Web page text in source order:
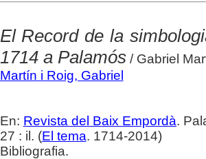
El Record de la
1714 a Palamós/ Gabriel
Martín i Roig, Gabriel
En: Revista del Baix Empordà.
27 : il. (El tema. 1714-2014)
Bibliografia.